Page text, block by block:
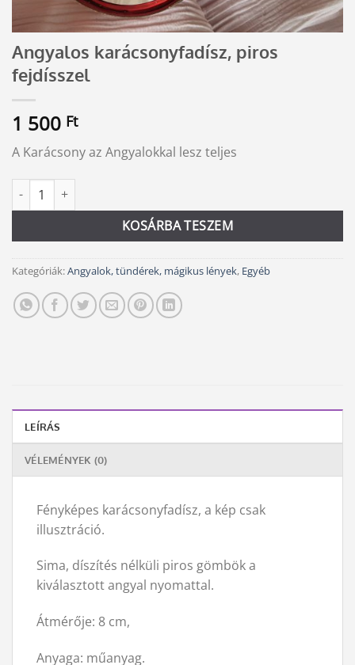
Angyalos karácsonyfadísz, piros
fejdísszel
1 500 Ft
A Karácsony az Angyalokkal lesz teljes
Angyalos karácsonyfadísz, piros fejdísszel mennyiség
KOSÁRBA TESZEM
Alternative:
Kategóriák:Angyalok, tündérek, mágikus lények, Egyéb
LEÍRÁS
VÉLEMÉNYEK (0)
Fényképes karácsonyfadísz, a kép csak
illusztráció.
Sima, díszítés nélküli piros gömbök a
kiválasztott angyal nyomattal.
Átmérője: 8 cm,
Anyaga: műanyag.